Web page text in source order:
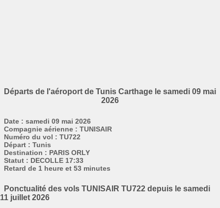
Départs de l'aéroport de Tunis Carthage le samedi 09 mai
2026
Date : samedi 09 mai 2026
Compagnie aérienne : TUNISAIR
Numéro du vol : TU722
Départ : Tunis
Destination : PARIS ORLY
Statut : DECOLLE 17:33
Retard de 1 heure et 53 minutes
Ponctualité des vols TUNISAIR TU722 depuis le samedi
11 juillet 2026